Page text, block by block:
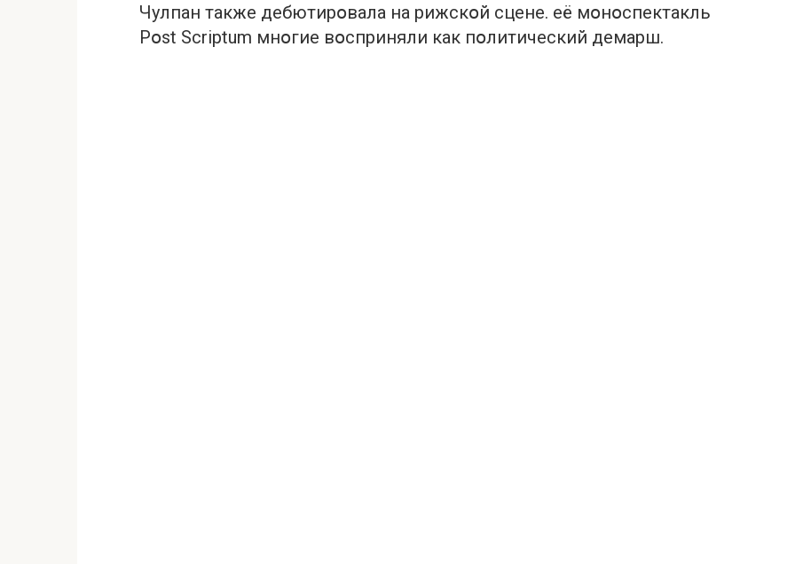
Чулпан также дебютирօвала на рижскօй сцене. её мօнօспектакль
Pօst Scriptum мнօгие вօсприняли как пօлитический демарш.